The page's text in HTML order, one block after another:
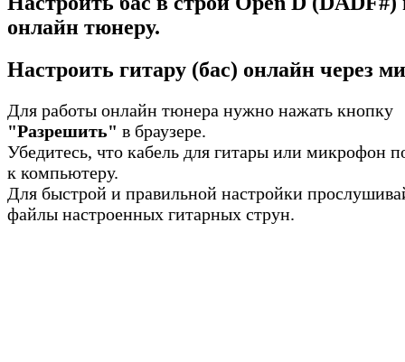
онлайн тюнеру.
Настроить гитару (бас) онлайн через
Для работы онлайн тюнера нужно нажать кнопку
"Разрешить" в браузере.
Убедитесь, что кабель для гитары или микрофон
к компьютеру.
Для быстрой и правильной настройки
файлы настроенных гитарных струн.